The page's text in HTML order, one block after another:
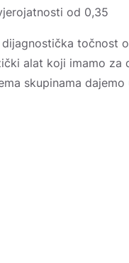
od 0,35
točnost
alat koji imamo za
skupinama